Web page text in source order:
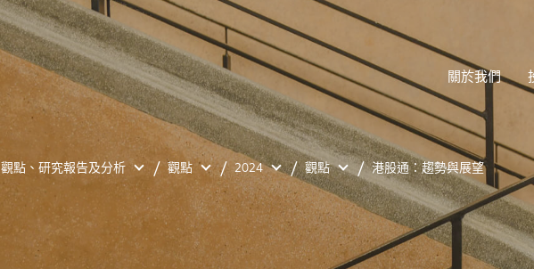
關於我們
觀點、研究報告及分析 觀點 2024 觀點 港股通：趨勢與展望